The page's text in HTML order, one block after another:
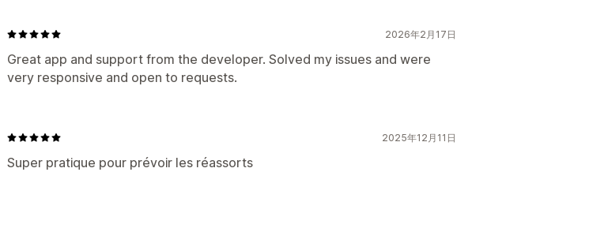
2026年2月17日
Great app and support from the developer. Solved my issues and were
very responsive and open to requests.
2025年12月11日
Super pratique pour prévoir les réassorts